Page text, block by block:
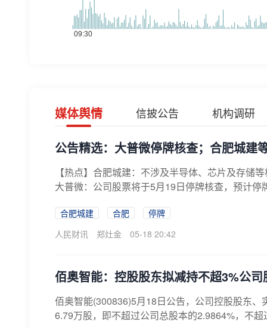
媒体舆情 信披公告 机构调研
公告精选：大普微停牌核查；合肥城建
【热点】合肥城建：不涉及半导体、芯片及存储
大普微：公司股票将于5月19日停牌核查，预计
合肥城建 合肥
停牌
人民财讯
郑灶金 05-18 20:42
佰奥智能：控股股东拟减持不超3%公司
佰奥智能(300836)5月18日公告，公司控股股东
6.79万股，即不超过公司总股本的2.9864%，不